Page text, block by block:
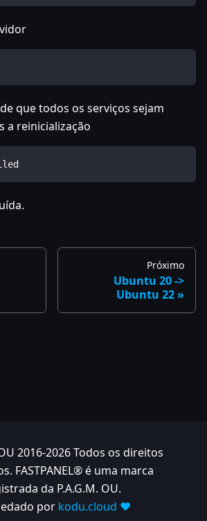
que todos os serviços sejam
a reinicialização
Próximo
Ubuntu 20 ->
Ubuntu 22
2016-2026 Todos os direitos
FASTPANEL® é uma marca
da P.A.G.M. OU.
por kodu.cloud ❤️